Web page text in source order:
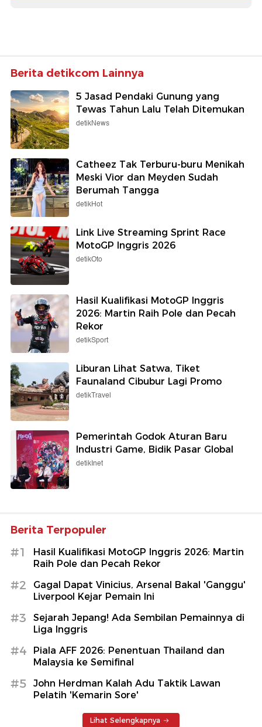
Berita detikcom Lainnya
5 Jasad Pendaki Gunung yang
Tewas Tahun Lalu Telah Ditemukan
detikNews
Catheez Tak Terburu-buru Menikah
Meski Vior dan Meyden Sudah
Berumah Tangga
detikHot
Link Live Streaming Sprint Race
MotoGP Inggris 2026
detikOto
Hasil Kualifikasi MotoGP Inggris
2026: Martin Raih Pole dan Pecah
Rekor
detikSport
Liburan Lihat Satwa, Tiket
Faunaland Cibubur Lagi Promo
detikTravel
Pemerintah Godok Aturan Baru
Industri Game, Bidik Pasar Global
detikInet
Berita Terpopuler
#1
Hasil Kualifikasi MotoGP Inggris 2026: Martin
Raih Pole dan Pecah Rekor
#2
Gagal Dapat Vinicius, Arsenal Bakal 'Ganggu'
Liverpool Kejar Pemain Ini
#3
Sejarah Jepang! Ada Sembilan Pemainnya di
Liga Inggris
#4
Piala AFF 2026: Penentuan Thailand dan
Malaysia ke Semifinal
#5
John Herdman Kalah Adu Taktik Lawan
Pelatih 'Kemarin Sore'
Lihat Selengkapnya